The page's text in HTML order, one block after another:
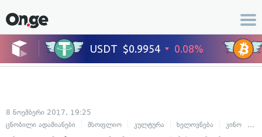
8 ნოემბერი 2017, 19:25
ცნობილი ადამიანები
მსოფლიო კულტურა ხელოვნება კინო